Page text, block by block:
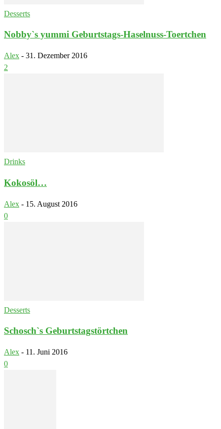
Desserts
Nobby`s yummi Geburtstags-Haselnuss-Toertchen
Alex - 31. Dezember 2016
2
Drinks
Kokosöl…
Alex - 15. August 2016
0
Desserts
Schosch`s Geburtstagstörtchen
Alex - 11. Juni 2016
0